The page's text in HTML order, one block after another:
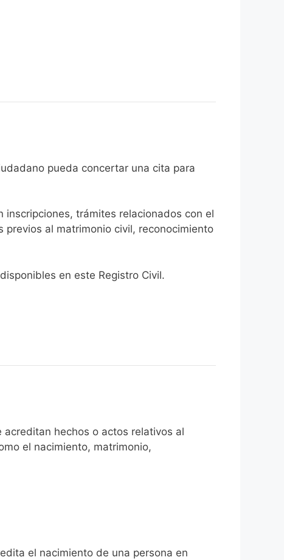
pueda concertar una cita para
inscripciones, trámites relacionados con el
al matrimonio civil, reconocimiento
en este Registro Civil.​
acreditan hechos o actos relativos al
el nacimiento, matrimonio,
el nacimiento de una persona en